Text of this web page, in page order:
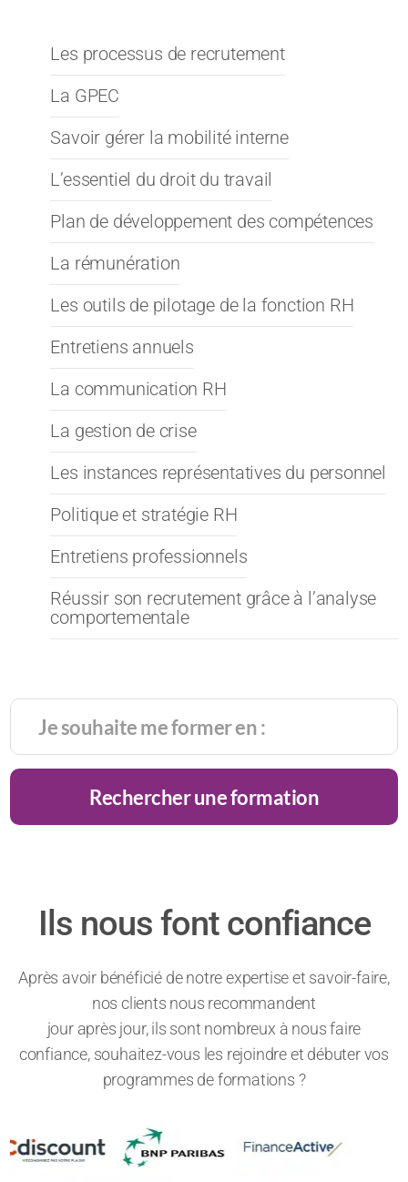
Les processus de recrutement
La GPEC
Savoir gérer la mobilité interne
L’essentiel du droit du travail
Plan de développement des compétences
La rémunération
Les outils de pilotage de la fonction RH
Entretiens annuels
La communication RH
La gestion de crise
Les instances représentatives du personnel
Politique et stratégie RH
Entretiens professionnels
Réussir son recrutement grâce à l’analyse
comportementale
Rechercher une formation
Ils nous font confiance
Après avoir bénéficié de notre expertise et savoir-faire,
nos clients nous recommandent
jour après jour, ils sont nombreux à nous faire
confiance, souhaitez-vous les rejoindre et débuter vos
programmes de formations ?